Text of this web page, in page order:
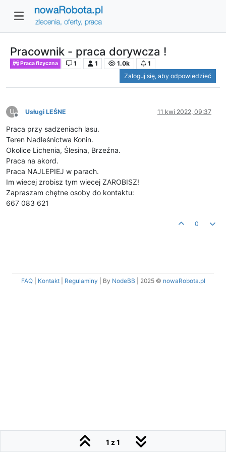
Pracownik - praca dorywcza !
Praca fizyczna 1 1 1.0k
1
Zaloguj się, aby odpowiedzieć
U
Niedostępny
Usługi LEŚNE 11 kwi 2022, 09:37
Praca przy sadzeniach lasu.
Teren Nadleśnictwa Konin.
Okolice Lichenia, Ślesina, Brzeźna.
Praca na akord.
Praca NAJLEPIEJ w parach.
Im wiecej zrobisz tym wiecej ZAROBISZ!
Zapraszam chętne osoby do kontaktu:
667 083 621
0
1 z 1
FAQ| Kontakt| Regulaminy | By NodeBB 2025 © nowaRobota.pl